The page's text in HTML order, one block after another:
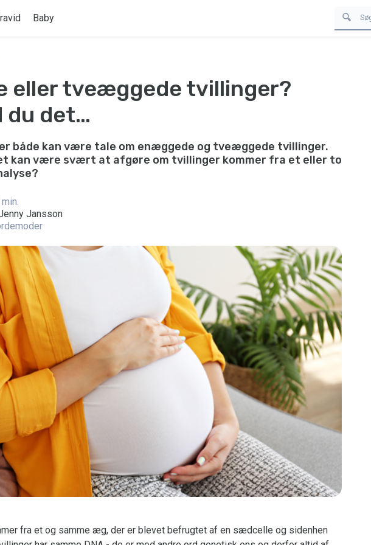
Baby
eller tveæggede tvillinger?
du det…
både kan være tale om enæggede og tveæggede tvillinger.
kan være svært at afgøre om tvillinger kommer fra et eller to
Jansson
fra et og samme æg, der er blevet befrugtet af en sædcelle og sidenhen